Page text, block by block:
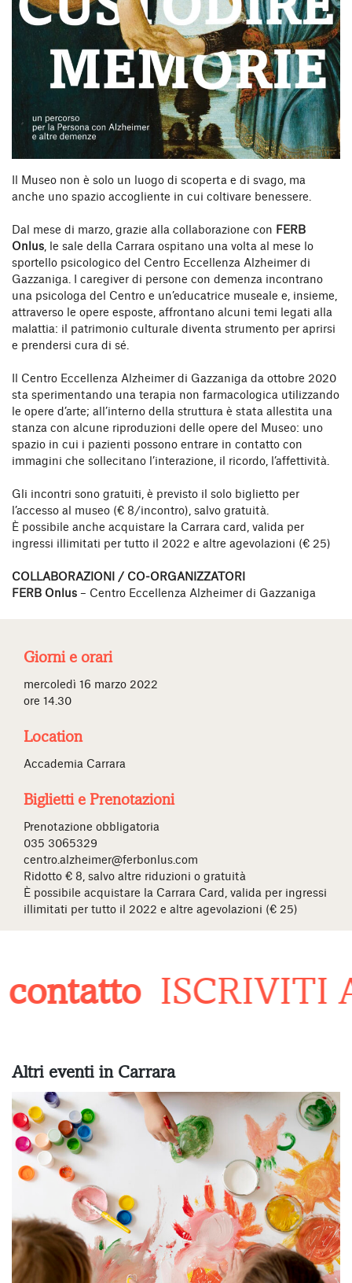
Il Museo non è solo un luogo di scoperta e di svago, ma
anche uno spazio accogliente in cui coltivare benessere.
Dal mese di marzo, grazie alla collaborazione con FERB
Onlus , le sale della Carrara ospitano una volta al mese lo
sportello psicologico del Centro Eccellenza Alzheimer di
Gazzaniga. I caregiver di persone con demenza incontrano
una psicologa del Centro e un’educatrice museale e, insieme,
attraverso le opere esposte, affrontano alcuni temi legati alla
malattia: il patrimonio culturale diventa strumento per aprirsi
e prendersi cura di sé.
Il Centro Eccellenza Alzheimer di Gazzaniga da ottobre 2020
sta sperimentando una terapia non farmacologica utilizzando
le opere d’arte; all’interno della struttura è stata allestita una
stanza con alcune riproduzioni delle opere del Museo: uno
spazio in cui i pazienti possono entrare in contatto con
immagini che sollecitano l’interazione, il ricordo, l’affettività.
Gli incontri sono gratuiti, è previsto il solo biglietto per
l’accesso al museo (€ 8/incontro), salvo gratuità.
È possibile anche acquistare la Carrara card, valida per
ingressi illimitati per tutto il 2022 e altre agevolazioni (€ 25)
COLLABORAZIONI / CO-ORGANIZZATORI
FERB Onlus – Centro Eccellenza Alzheimer di Gazzaniga
Giorni e orari
mercoledì 16 marzo 2022
ore 14.30
Location
Accademia Carrara
Biglietti e Prenotazioni
Prenotazione obbligatoria
035 3065329
centro.alzheimer@ferbonlus.com
Ridotto € 8, salvo altre riduzioni o gratuità
È possibile acquistare la Carrara Card, valida per ingressi
illimitati per tutto il 2022 e altre agevolazioni (€ 25)
ISCRIVITI
Altri eventi in Carrara